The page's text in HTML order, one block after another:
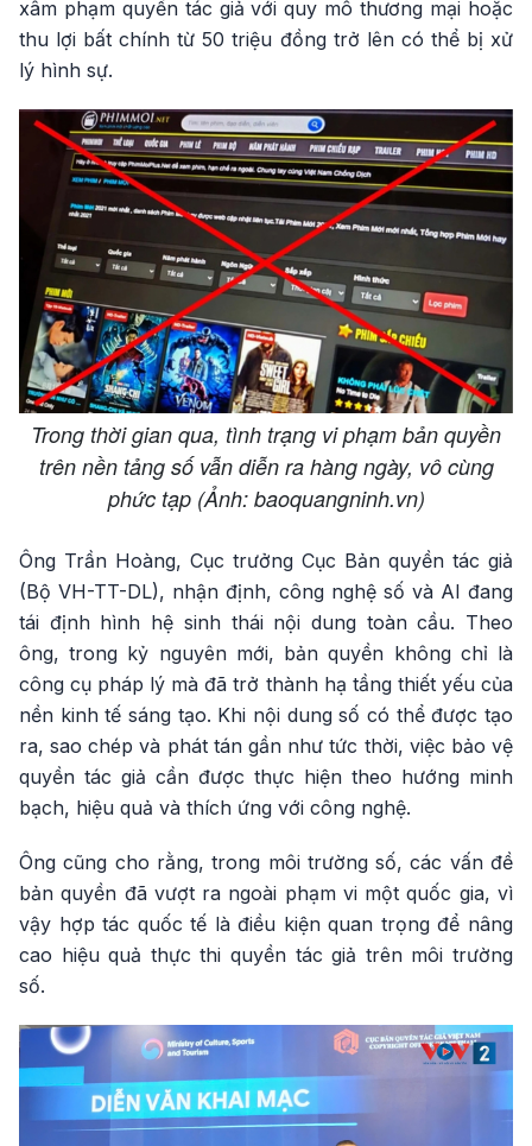
xâm phạm quyền tác giả với quy mô thương mại hoặc
thu lợi bất chính từ 50 triệu đồng trở lên có thể bị xử
lý hình sự.
Trong thời gian qua, tình trạng vi phạm bản quyền
trên nền tảng số vẫn diễn ra hàng ngày, vô cùng
phức tạp (Ảnh: baoquangninh.vn)
Ông Trần Hoàng, Cục trưởng Cục Bản quyền tác giả
(Bộ VH-TT-DL), nhận định, công nghệ số và AI đang
tái định hình hệ sinh thái nội dung toàn cầu. Theo
ông, trong kỷ nguyên mới, bản quyền không chỉ là
công cụ pháp lý mà đã trở thành hạ tầng thiết yếu của
nền kinh tế sáng tạo. Khi nội dung số có thể được tạo
ra, sao chép và phát tán gần như tức thời, việc bảo vệ
quyền tác giả cần được thực hiện theo hướng minh
bạch, hiệu quả và thích ứng với công nghệ.
Ông cũng cho rằng, trong môi trường số, các vấn đề
bản quyền đã vượt ra ngoài phạm vi một quốc gia, vì
vậy hợp tác quốc tế là điều kiện quan trọng để nâng
cao hiệu quả thực thi quyền tác giả trên môi trường
số.